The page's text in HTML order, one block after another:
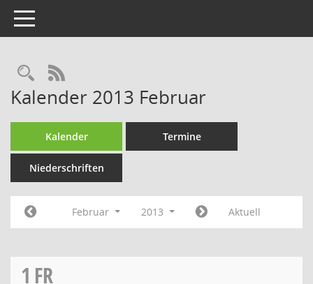
Toggle navigation
RSS-Feed
Kalender 2013 Februar
Kalender Termine
Niederschriften
Februar 2013 Aktuell
1 FR